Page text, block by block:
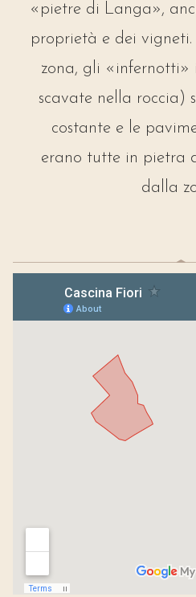
«pietre di Langa»,
proprietà e dei
zona, gli
scavate nella roccia)
costante e le
erano tutte in pietra
dalla